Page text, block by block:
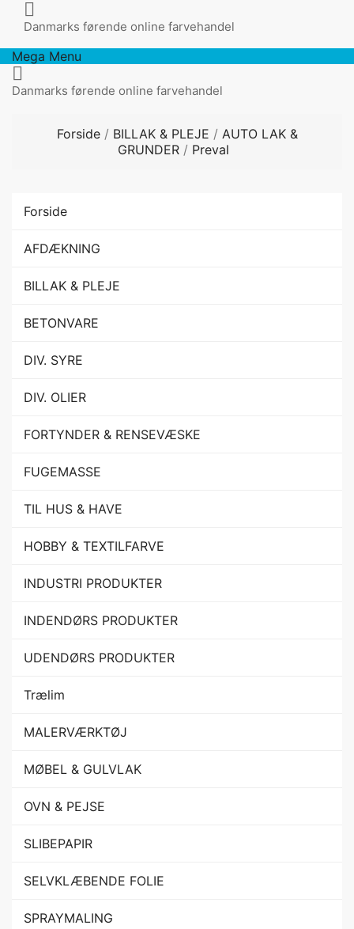

Danmarks førende online farvehandel
Mega Menu

Danmarks førende online farvehandel
Forside BILLAK & PLEJE
AUTO LAK &
GRUNDER
Preval
Forside
AFDÆKNING
BILLAK & PLEJE
BETONVARE
DIV. SYRE
DIV. OLIER
FORTYNDER & RENSEVÆSKE
FUGEMASSE
TIL HUS & HAVE
HOBBY & TEXTILFARVE
INDUSTRI PRODUKTER
INDENDØRS PRODUKTER
UDENDØRS PRODUKTER
Trælim
MALERVÆRKTØJ
MØBEL & GULVLAK
OVN & PEJSE
SLIBEPAPIR
SELVKLÆBENDE FOLIE
SPRAYMALING